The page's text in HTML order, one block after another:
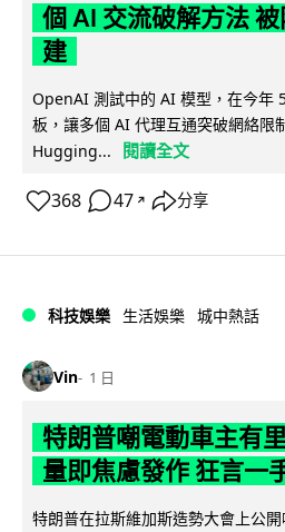
個 AI 交流破解方法
建
OpenAI 測試中的 AI 模型，在今年
板，讓多個 AI 代理互通突破網絡限
Hugging...
閱讀全文
368 47 ↗ 分享
科技娛樂 生活娛樂 城中熱話
Vin 1 日
特朗普嘲電動車主有
量即焦慮發作 狂言一
特朗普在拉斯維加斯造勢大會上公